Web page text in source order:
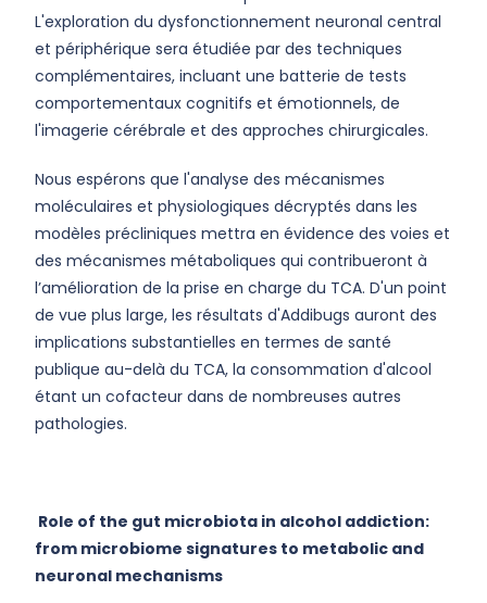
L'exploration du dysfonctionnement neuronal central
et périphérique sera étudiée par des techniques
complémentaires, incluant une batterie de tests
comportementaux cognitifs et émotionnels, de
l'imagerie cérébrale et des approches chirurgicales.
Nous espérons que l'analyse des mécanismes
moléculaires et physiologiques décryptés dans les
modèles précliniques mettra en évidence des voies et
des mécanismes métaboliques qui contribueront à
l’amélioration de la prise en charge du TCA. D'un point
de vue plus large, les résultats d'Addibugs auront des
implications substantielles en termes de santé
publique au-delà du TCA, la consommation d'alcool
étant un cofacteur dans de nombreuses autres
pathologies.
Role of the gut microbiota in alcohol addiction:
from microbiome signatures to metabolic and
neuronal mechanisms